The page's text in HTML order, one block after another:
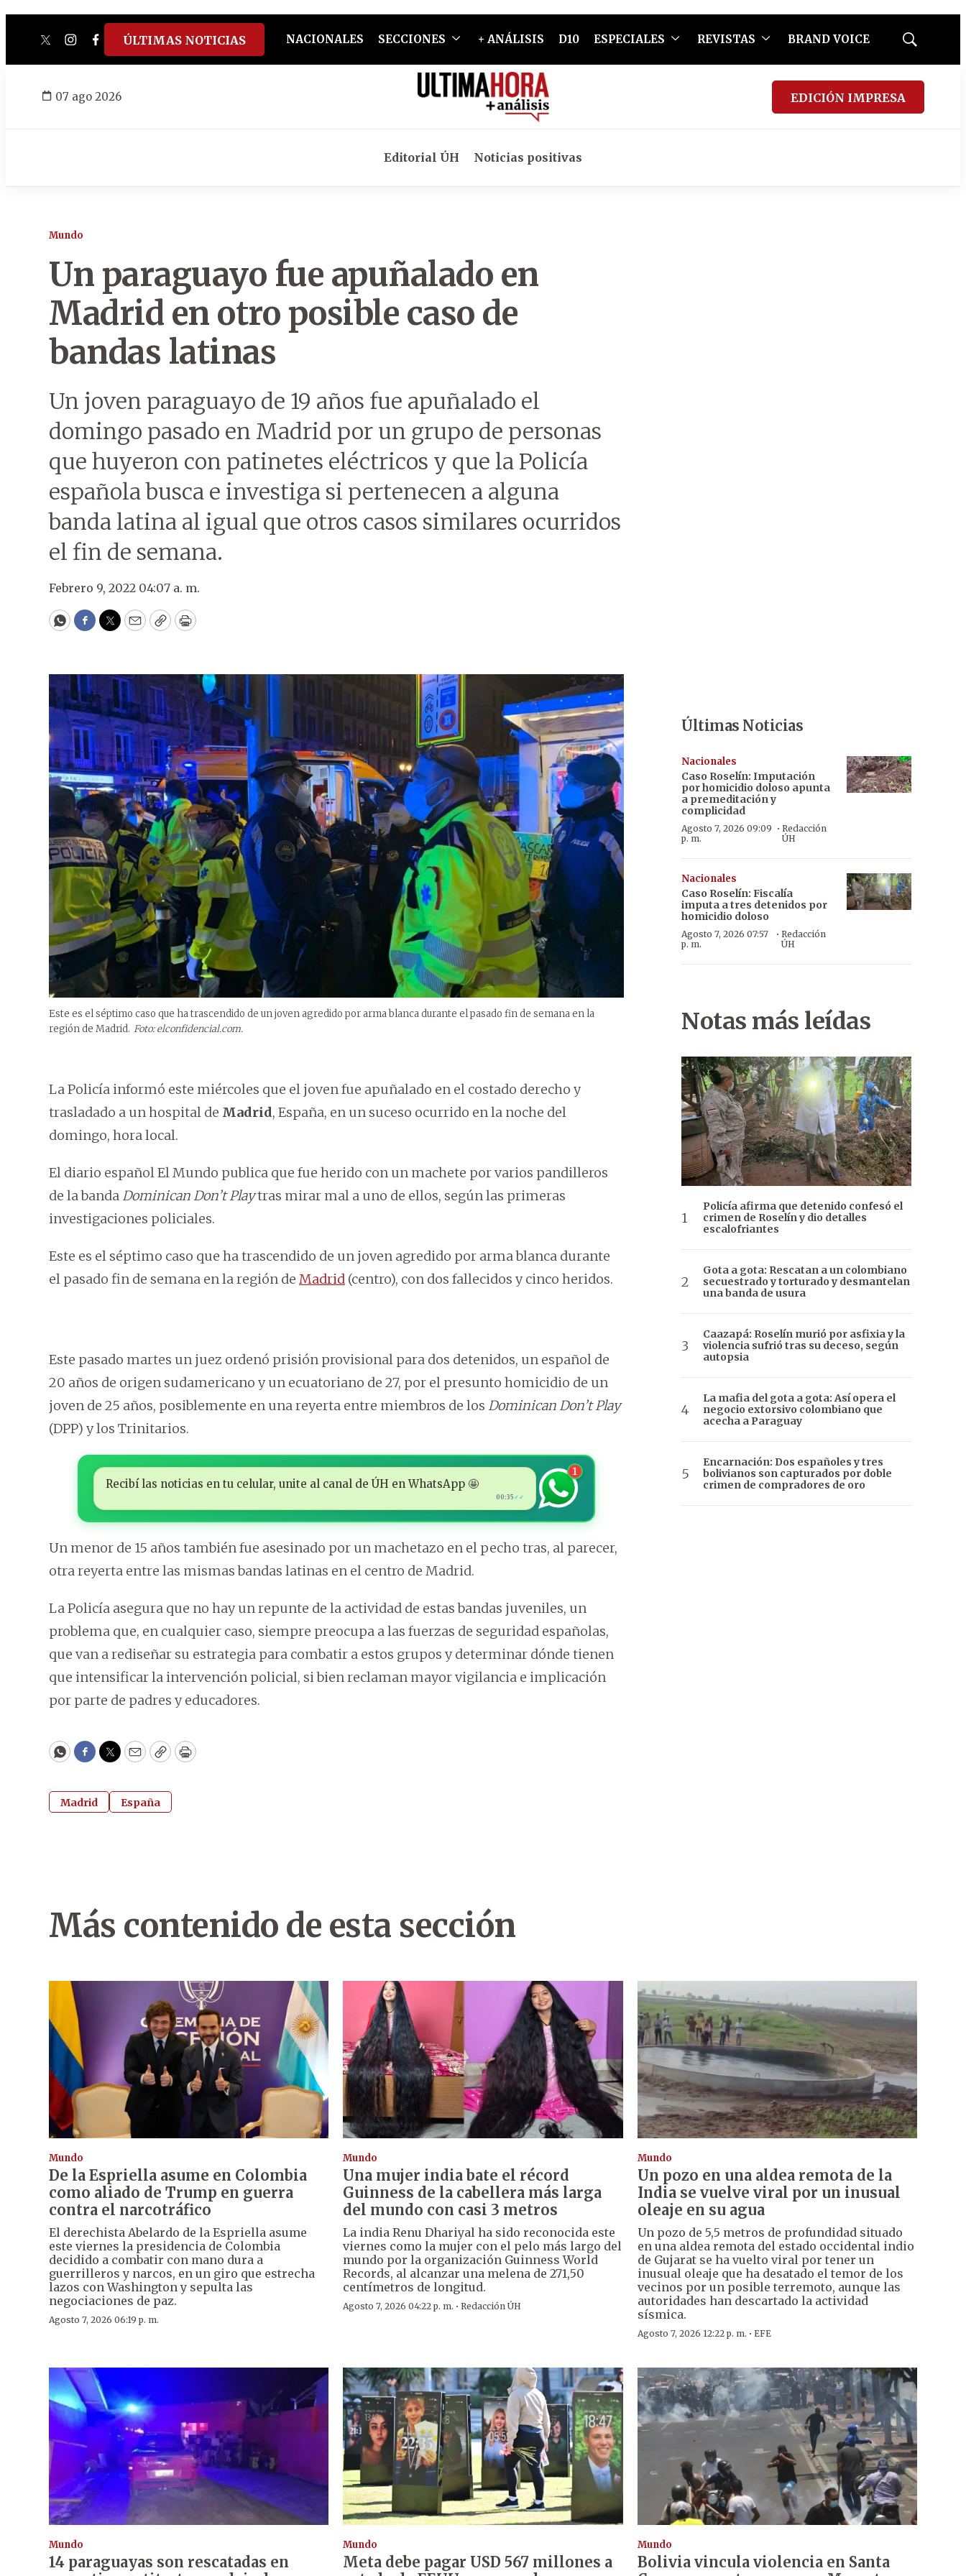
twitterinstagram
facebook
tiktokyoutube
spotify
ÚLTIMAS NOTICIAS NACIONALES SECCIONES + ANÁLISIS D10 ESPECIALES REVISTAS BRAND VOICE
Mostrar
07 ago 2026 EDICIÓN IMPRESA
Editorial ÚH Noticias positivas
Mundo
Un paraguayo fue apuñalado en
Madrid en otro posible caso de
bandas latinas
Un joven paraguayo de 19 años fue apuñalado el
domingo pasado en Madrid por un grupo de personas
que huyeron con patinetes eléctricos y que la Policía
española busca e investiga si pertenecen a alguna
banda latina al igual que otros casos similares ocurridos
el fin de semana.
Febrero 9, 2022 04:07 a. m.
WhatsApp
Facebook
Twitter
EmailCopyPrint
Este es el séptimo caso que ha trascendido de un joven agredido por arma blanca durante el pasado fin de semana en la
región de Madrid . Foto: elconfidencial.com.
La Policía informó este miércoles que el joven fue apuñalado en el costado derecho y
trasladado a un hospital de Madrid, España, en un suceso ocurrido en la noche del
domingo, hora local.
El diario español El Mundo publica que fue herido con un machete por varios pandilleros
de la bandaDominican Don’t Playtras mirar mal a uno de ellos, según las primeras
investigaciones policiales.
Este es el séptimo caso que ha trascendido de un joven agredido por arma blanca durante
el pasado fin de semana en la región de Madrid (centro), con dos fallecidos y cinco heridos.
Este pasado martes un juez ordenó prisión provisional para dos detenidos, un español de
20 años de origen sudamericano y un ecuatoriano de 27, por el presunto homicidio de un
joven de 25 años, posiblemente en una reyerta entre miembros de los Dominican Don’t Play
(DPP) y los Trinitarios.
Recibí las noticias en tu celular, unite al canal de ÚH en WhatsApp 🤩
00:35 ✓✓
1
Un menor de 15 años también fue asesinado por un machetazo en el pecho tras, al parecer,
otra reyerta entre las mismas bandas latinas en el centro de Madrid.
La Policía asegura que no hay un repunte de la actividad de estas bandas juveniles, un
problema que, en cualquier caso, siempre preocupa a las fuerzas de seguridad españolas,
que van a rediseñar su estrategia para combatir a estos grupos y determinar dónde tienen
que intensificar la intervención policial, si bien reclaman mayor vigilancia e implicación
por parte de padres y educadores.
WhatsApp
Facebook
Twitter
EmailCopyPrint
Madrid España
Últimas Noticias
Nacionales
Caso Roselín: Imputación
por homicidio doloso apunta
a premeditación y
complicidad
Agosto 7, 2026 09:09
p. m.
·Redacción
ÚH
Nacionales
Caso Roselín: Fiscalía
imputa a tres detenidos por
homicidio doloso
Agosto 7, 2026 07:57
p. m.
· Redacción
ÚH
Notas más leídas
Policía afirma que detenido confesó el
crimen de Roselín y dio detalles
escalofriantes
Gota a gota: Rescatan a un colombiano
secuestrado y torturado y desmantelan
una banda de usura
Caazapá: Roselín murió por asfixia y la
violencia sufrió tras su deceso, según
autopsia
La mafia del gota a gota: Así opera el
negocio extorsivo colombiano que
acecha a Paraguay
Encarnación: Dos españoles y tres
bolivianos son capturados por doble
crimen de compradores de oro
Más contenido de esta sección
Mundo
De la Espriella asume en Colombia
como aliado de Trump en guerra
contra el narcotráfico
El derechista Abelardo de la Espriella asume
este viernes la presidencia de Colombia
decidido a combatir con mano dura a
guerrilleros y narcos, en un giro que estrecha
lazos con Washington y sepulta las
negociaciones de paz.
Agosto 7, 2026 06:19 p. m.
Mundo
Una mujer india bate el récord
Guinness de la cabellera más larga
del mundo con casi 3 metros
La india Renu Dhariyal ha sido reconocida este
viernes como la mujer con el pelo más largo del
mundo por la organización Guinness World
Records, al alcanzar una melena de 271,50
centímetros de longitud.
Agosto 7, 2026 04:22 p. m. ·Redacción ÚH
Mundo
Un pozo en una aldea remota de la
India se vuelve viral por un inusual
oleaje en su agua
Un pozo de 5,5 metros de profundidad situado
en una aldea remota del estado occidental indio
de Gujarat se ha vuelto viral por tener un
inusual oleaje que ha desatado el temor de los
vecinos por un posible terremoto, aunque las
autoridades han descartado la actividad
sísmica.
Agosto 7, 2026 12:22 p. m. · EFE
Mundo
14 paraguayas son rescatadas en
Mundo
Meta debe pagar USD 567 millones a
Mundo
Bolivia vincula violencia en Santa